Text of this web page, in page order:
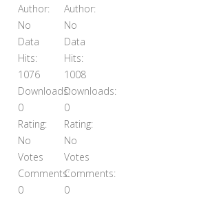
Author:
No
Data
Hits:
1076
Downloads:
0
Rating:
No
Votes
Comments:
0
Author:
No
Data
Hits:
1008
Downloads:
0
Rating:
No
Votes
Comments:
0